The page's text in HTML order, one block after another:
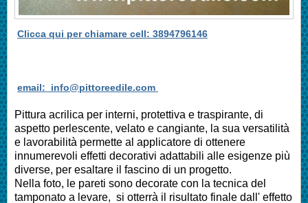
Clicca qui per chiamare cell: 3894796146
email: info@pittoreedile.com
Pittura acrilica per interni, protettiva e traspirante, di
aspetto perlescente, velato e cangiante, la sua versatilità
e lavorabilità permette al applicatore di ottenere
innumerevoli effetti decorativi adattabili alle esigenze più
diverse, per esaltare il fascino di un progetto.
Nella foto, le pareti sono decorate con la tecnica del
tamponato a levare, si otterrà il risultato finale dall' effetto